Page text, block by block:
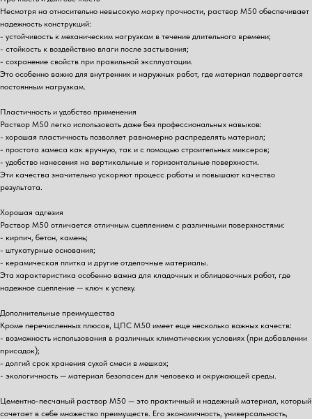
Несмотря на относительно невысокую марку прочности, раствор М50 обеспечивает
надежность конструкций:
- устойчивость к механическим нагрузкам в течение длительного времени;
- стойкость к воздействию влаги после застывания;
- сохранение свойств при правильной эксплуатации.
Это особенно важно для внутренних и наружных работ, где материал подвергается
постоянным нагрузкам.
Пластичность и удобство применения
Раствор М50 легко использовать даже без профессиональных навыков:
- хорошая пластичность позволяет равномерно распределять материал;
- простота замеса как вручную, так и с помощью строительных миксеров;
- удобство нанесения на вертикальные и горизонтальные поверхности.
Эти качества значительно ускоряют процесс работы и повышают качество
результата.
Хорошая адгезия
Раствор М50 отличается отличным сцеплением с различными поверхностями:
- кирпич, бетон, камень;
- штукатурные основания;
- керамическая плитка и другие отделочные материалы.
Эта характеристика особенно важна для кладочных и облицовочных работ, где
надежное сцепление — ключ к успеху.
Дополнительные преимущества
Кроме перечисленных плюсов, ЦПС М50 имеет еще несколько важных качеств:
- возможность использования в различных климатических условиях (при добавлении
присадок);
- долгий срок хранения сухой смеси в мешках;
- экологичность — материал безопасен для человека и окружающей среды.
Цементно-песчаный раствор М50 — это практичный и надежный материал, который
сочетает в себе множество преимуществ. Его экономичность, универсальность,